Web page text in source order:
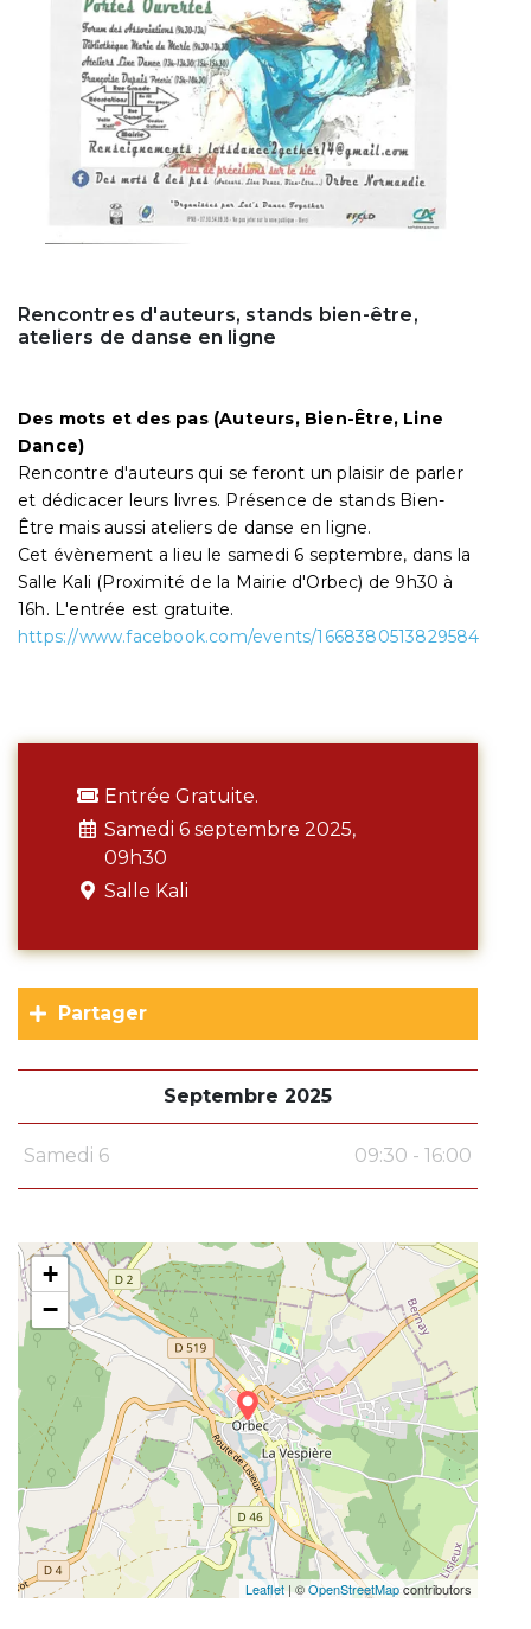
Partager
Septembre 2025
Samedi 6 09:30 - 16:00
+
−
Leaflet | ©OpenStreetMapcontributors
Rencontres d'auteurs, stands bien-être,
ateliers de danse en ligne
Des mots et des pas (Auteurs, Bien-Être, Line
Dance)
Rencontre d'auteurs qui se feront un plaisir de parler
et dédicacer leurs livres. Présence de stands Bien-
Être mais aussi ateliers de danse en ligne.
Cet évènement a lieu le samedi 6 septembre, dans la
Salle Kali (Proximité de la Mairie d'Orbec) de 9h30 à
16h. L'entrée est gratuite.
https://www.facebook.com/events/1668380513829584
Entrée Gratuite.
Samedi 6 septembre 2025,
09h30
Salle Kali